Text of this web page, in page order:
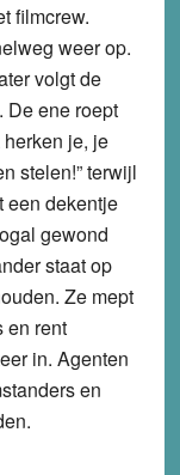
filmcrew.
weer op.
volgt de
De ene roept
je, je
stelen!” terwijl
een dekentje
gewond
staat op
Ze mept
en rent
in. Agenten
en